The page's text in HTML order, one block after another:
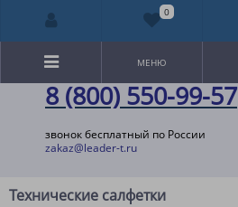
8 (800) 550-99-57
звонок бесплатный по России
zakaz@leader-t.ru
МЕНЮ
Технические салфетки
0